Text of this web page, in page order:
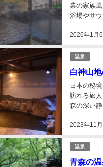
2026年1月6
業の家族
浴場やサ
温泉
白神山
2023年11月
日本の秘
訪れる旅
森の深い
温泉
青森の